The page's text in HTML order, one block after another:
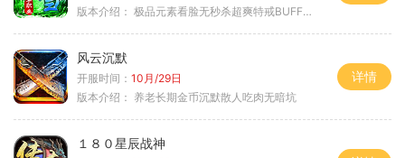
版本介绍： 极品元素看脸无秒杀超爽特戒BUFF无合成
风云沉默
开服时间： 10月/29日
版本介绍： 养老长期金币沉默散人吃肉无暗坑
详情
１８０星辰战神